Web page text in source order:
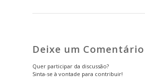
Deixe um Comentário
Quer participar da discussão?
Sinta-se à vontade para contribuir!